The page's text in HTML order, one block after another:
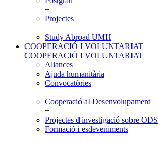
+
Projectes
+
Study Abroad UMH
COOPERACIÓ I VOLUNTARIAT
COOPERACIÓ I VOLUNTARIAT
Aliances
Ajuda humanitària
Convocatòries
+
Cooperació aI Desenvolupament
+
Projectes d'investigació sobre ODS
Formació i esdeveniments
+